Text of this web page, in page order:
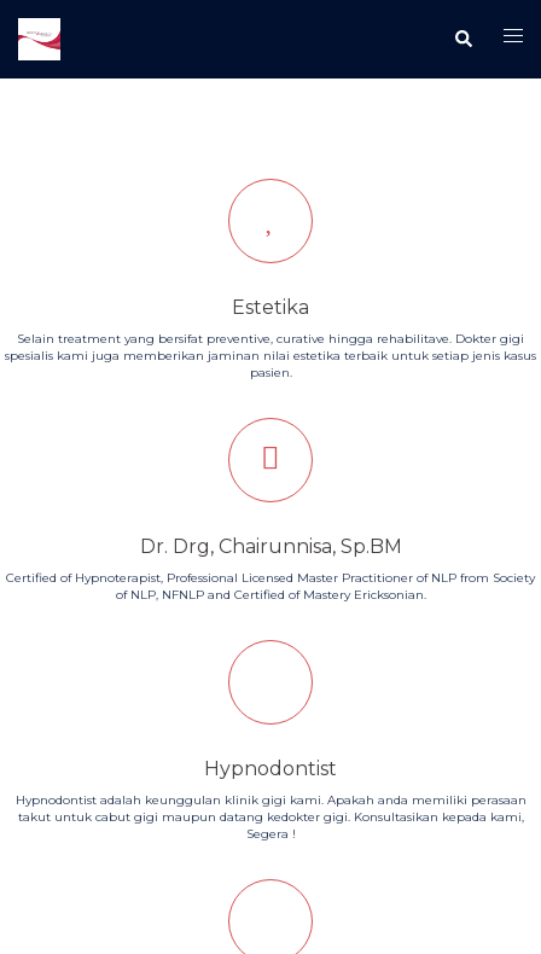
Estetika
Selain treatment yang bersifat preventive, curative hingga rehabilitave. Dokter gigi
spesialis kami juga memberikan jaminan nilai estetika terbaik untuk setiap jenis kasus
pasien.
Dr. Drg, Chairunnisa, Sp.BM
Certified of Hypnoterapist, Professional Licensed Master Practitioner of NLP from Society
of NLP, NFNLP and Certified of Mastery Ericksonian.
Hypnodontist
Hypnodontist adalah keunggulan klinik gigi kami. Apakah anda memiliki perasaan
takut untuk cabut gigi maupun datang kedokter gigi. Konsultasikan kepada kami,
Segera !